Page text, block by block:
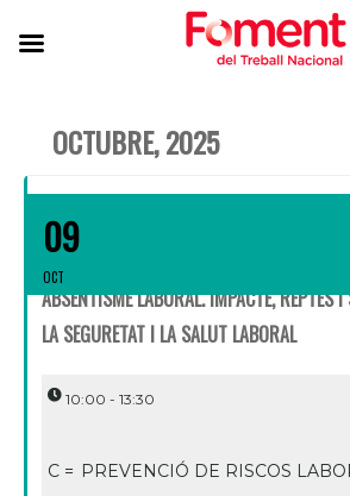
OCTUBRE, 2025
09
OCT
ABSENTISME LABORAL. IMPACTE, REPTES
LA SEGURETAT I LA SALUT LABORAL
10:00 - 13:30
C = PREVENCIÓ DE RISCOS